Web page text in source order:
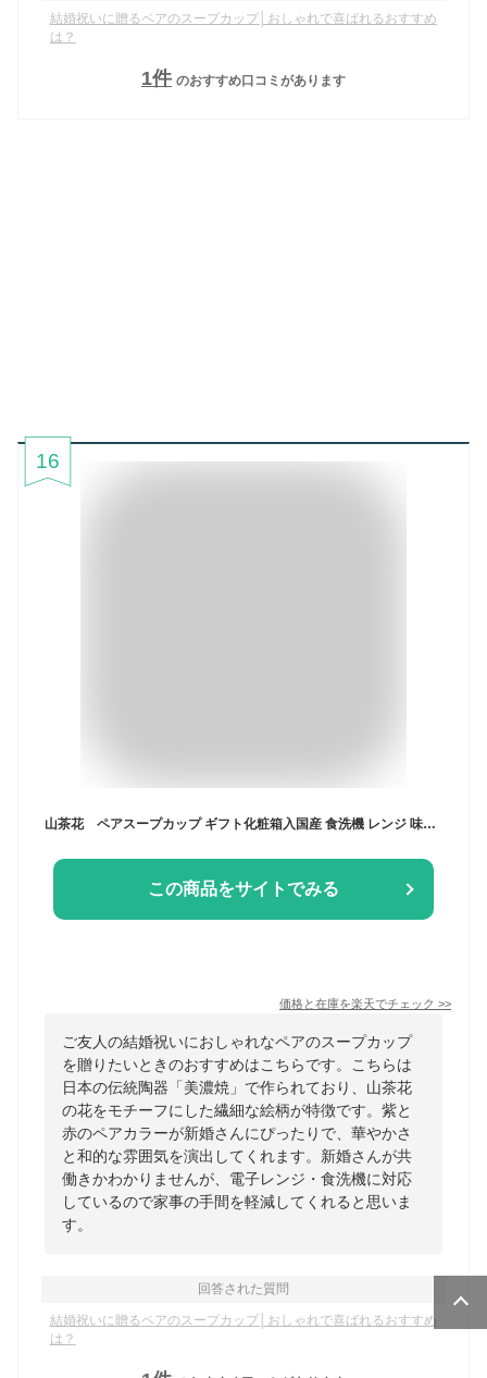
結婚祝いに贈るペアのスープカップ│おしゃれで喜ばれるおすすめ
は？
1件 のおすすめ口コミがあります
16
この商品をサイトでみる
価格と在庫を楽天でチェック >>
ご友人の結婚祝いにおしゃれなペアのスープカップ
を贈りたいときのおすすめはこちらです。こちらは
日本の伝統陶器「美濃焼」で作られており、山茶花
の花をモチーフにした繊細な絵柄が特徴です。紫と
赤のペアカラーが新婚さんにぴったりで、華やかさ
と和的な雰囲気を演出してくれます。新婚さんが共
働きかわかりませんが、電子レンジ・食洗機に対応
しているので家事の手間を軽減してくれると思いま
す。
回答された質問
結婚祝いに贈るペアのスープカップ│おしゃれで喜ばれるおすすめ
は？